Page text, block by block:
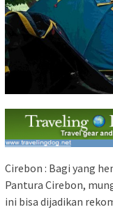
Cirebon : Bagi yang
Pantura Cirebon,
ini bisa dijadikan